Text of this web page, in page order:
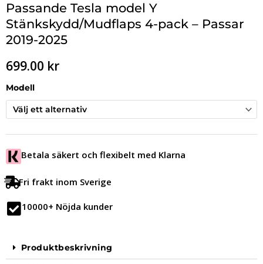
Passande Tesla model Y
Stänkskydd/Mudflaps 4-pack – Passar
2019-2025
699.00 kr
Modell
Betala säkert och flexibelt med Klarna
Fri frakt inom Sverige
10000+ Nöjda kunder
Produktbeskrivning